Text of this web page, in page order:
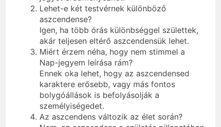
Lehet-e két testvérnek különböző
aszcendense?
Igen, ha több órás különbséggel születtek,
akár teljesen eltérő aszcendensük lehet.
Miért érzem néha, hogy nem stimmel a
Nap-jegyem leírása rám?
Ennek oka lehet, hogy az aszcendensed
karaktere erősebb, vagy más fontos
bolygóállások is befolyásolják a
személyiségedet.
Az aszcendens változik az élet során?